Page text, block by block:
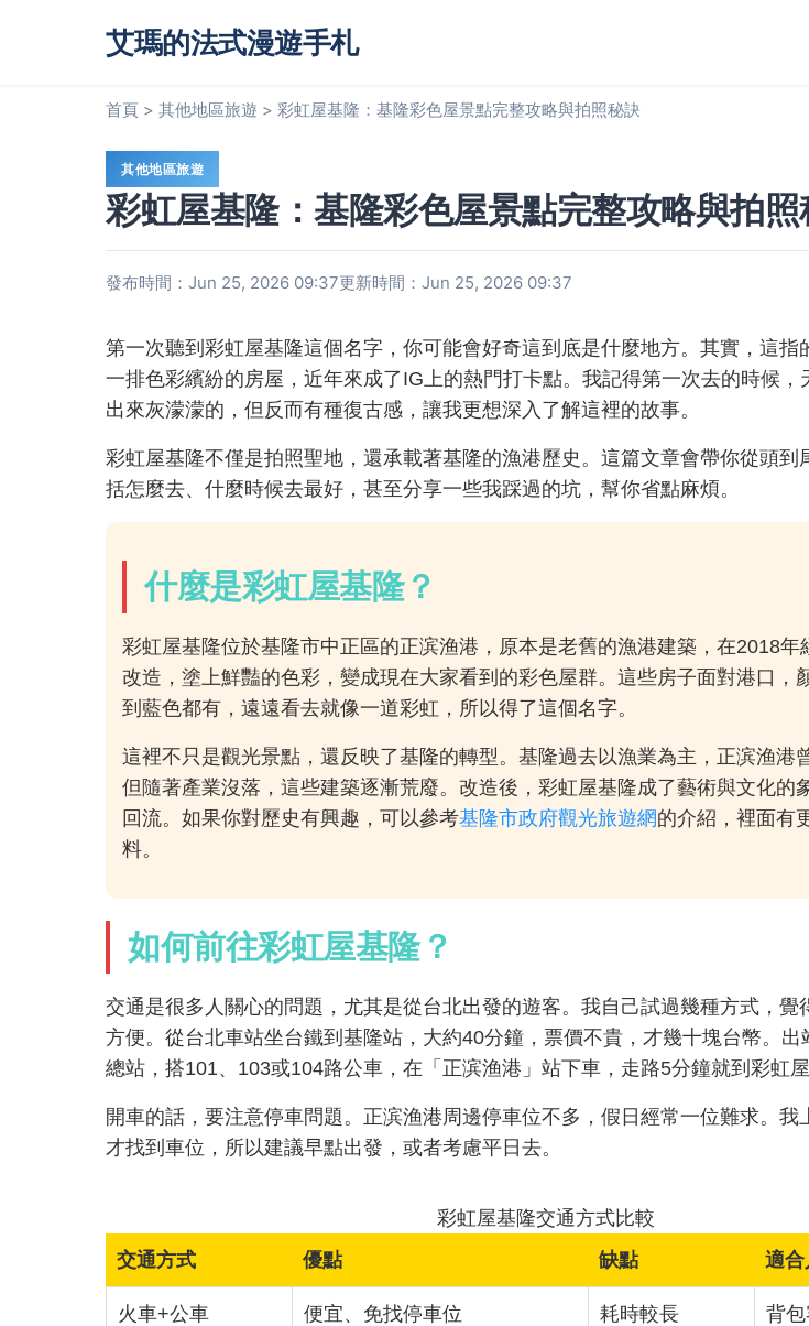
艾瑪的法式漫遊手札
首頁 > 其他地區旅遊 > 彩虹屋基隆：基隆彩色屋景點完整攻略與拍照秘訣
其他地區旅遊
彩虹屋基隆：基隆彩色屋景點完整攻略與拍照
發布時間：Jun 25, 2026 09:37更新時間：Jun 25, 2026 09:37
第一次聽到彩虹屋基隆這個名字，你可能會好奇這到底是什麼地方。其實，這指
一排色彩繽紛的房屋，近年來成了IG上的熱門打卡點。我記得第一次去的時候，
出來灰濛濛的，但反而有種復古感，讓我更想深入了解這裡的故事。
彩虹屋基隆不僅是拍照聖地，還承載著基隆的漁港歷史。這篇文章會帶你從頭到
括怎麼去、什麼時候去最好，甚至分享一些我踩過的坑，幫你省點麻煩。
什麼是彩虹屋基隆？
彩虹屋基隆位於基隆市中正區的正滨渔港，原本是老舊的漁港建築，在2018年
改造，塗上鮮豔的色彩，變成現在大家看到的彩色屋群。這些房子面對港口，
到藍色都有，遠遠看去就像一道彩虹，所以得了這個名字。
這裡不只是觀光景點，還反映了基隆的轉型。基隆過去以漁業為主，正滨渔港
但隨著產業沒落，這些建築逐漸荒廢。改造後，彩虹屋基隆成了藝術與文化的
回流。如果你對歷史有興趣，可以參考基隆市政府觀光旅遊網的介紹，裡面有
料。
如何前往彩虹屋基隆？
交通是很多人關心的問題，尤其是從台北出發的遊客。我自己試過幾種方式，覺
方便。從台北車站坐台鐵到基隆站，大約40分鐘，票價不貴，才幾十塊台幣。
總站，搭101、103或104路公車，在「正滨渔港」站下車，走路5分鐘就到彩虹屋
開車的話，要注意停車問題。正滨渔港周邊停車位不多，假日經常一位難求。我
才找到車位，所以建議早點出發，或者考慮平日去。
彩虹屋基隆交通方式比較
交通方式
優點 缺點 適合
火車+公車 便宜、免找停車位 耗時較長 背